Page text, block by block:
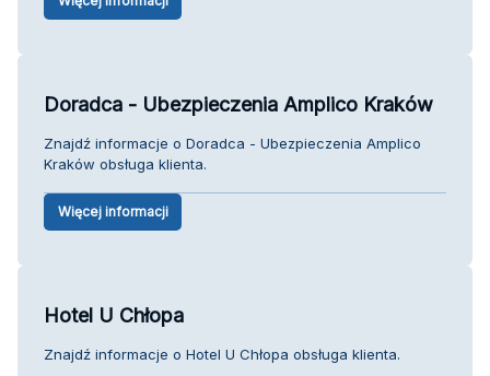
Doradca - Ubezpieczenia Amplico Kraków
Znajdź informacje o Doradca - Ubezpieczenia Amplico
Kraków obsługa klienta.
Więcej informacji
Hotel U Chłopa
Znajdź informacje o Hotel U Chłopa obsługa klienta.